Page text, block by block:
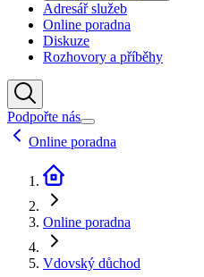
Adresář služeb
Online poradna
Diskuze
Rozhovory a příběhy
Podpořte nás
Online poradna
Online poradna
Vdovský důchod